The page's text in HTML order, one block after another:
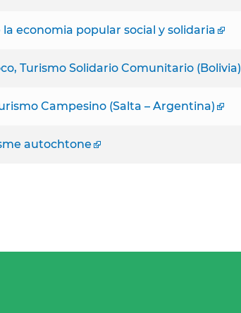
la economia popular social y solidaria
Turismo Solidario Comunitario (Bolivia)
Campesino (Salta – Argentina)
autochtone